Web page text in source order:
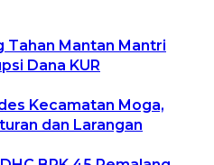
Tahan Mantan Mantri
Dana KUR
Kecamatan Moga,
dan Larangan